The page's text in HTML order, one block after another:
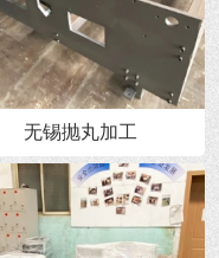
无锡抛丸加工